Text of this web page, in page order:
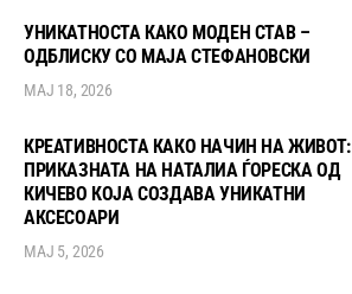
УНИКАТНОСТА КАКО МОДЕН СТАВ –
ОДБЛИСКУ СО МАЈА СТЕФАНОВСКИ
МАЈ 18, 2026
КРЕАТИВНОСТА КАКО НАЧИН НА ЖИВОТ:
ПРИКАЗНАТА НА НАТАЛИА ЃОРЕСКА ОД
КИЧЕВО КОЈА СОЗДАВА УНИКАТНИ
АКСЕСОАРИ
МАЈ 5, 2026